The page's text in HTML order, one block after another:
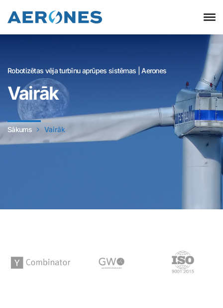
Robotizētas vēja turbīnu aprūpes sistēmas | Aerones
Vairāk
Sākums Vairāk